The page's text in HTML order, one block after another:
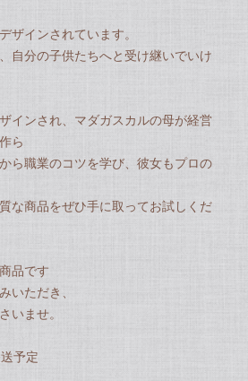
ザインされています。
自分の子供たちへと受け継いでいけ
インされ、マダガスカルの母が経営
ら
ら職業のコツを学び、彼女もプロの
な商品をぜひ手に取ってお試しくだ
品です
いただき、
いませ。
予定